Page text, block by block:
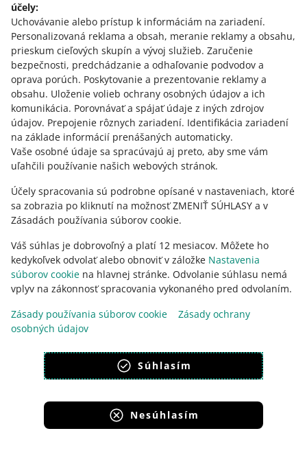
účely:
Uchovávanie alebo prístup k informáciám na zariadení.
Personalizovaná reklama a obsah, meranie reklamy a obsahu,
prieskum cieľových skupín a vývoj služieb. Zaručenie
bezpečnosti, predchádzanie a odhaľovanie podvodov a
oprava porúch. Poskytovanie a prezentovanie reklamy a
obsahu. Uloženie volieb ochrany osobných údajov a ich
komunikácia. Porovnávať a spájať údaje z iných zdrojov
údajov. Prepojenie rôznych zariadení. Identifikácia zariadení
na základe informácií prenášaných automaticky.
Vaše osobné údaje sa spracúvajú aj preto, aby sme vám
uľahčili používanie našich webových stránok.
Účely spracovania sú podrobne opísané v nastaveniach, ktoré
sa zobrazia po kliknutí na možnosť ZMENIŤ SÚHLASY a v
Zásadách používania súborov cookie.
Váš súhlas je dobrovoľný a platí 12 mesiacov. Môžete ho
kedykoľvek odvolať alebo obnoviť v záložke Nastavenia
súborov cookie na hlavnej stránke. Odvolanie súhlasu nemá
vplyv na zákonnosť spracovania vykonaného pred odvolaním.
Zásady používania súborov cookie
Zásady ochrany
osobných údajov
Súhlasím
Nesúhlasím
z 3
Potrebujete pomoc?
KONTAKTUJTE NÁS
vzhľad: svetlý motív
Portály skupiny Allegro